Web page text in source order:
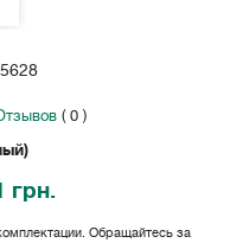
( 0 )
грн.
Обращайтесь за